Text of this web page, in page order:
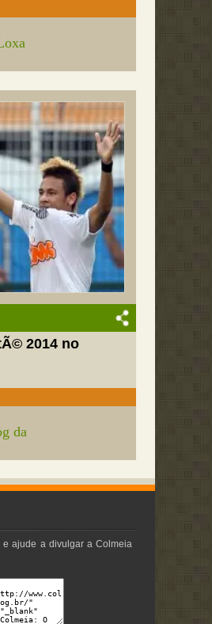
2014 no
da
e ajude a divulgar a Colmeia